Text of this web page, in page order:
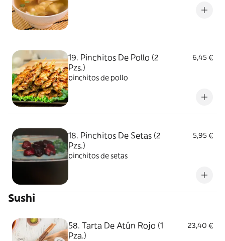
19. Pinchitos De Pollo (2
Pzs.)
6,45 €
pinchitos de pollo
18. Pinchitos De Setas (2
Pzs.)
5,95 €
pinchitos de setas
Sushi
58. Tarta De Atún Rojo (1
Pza.)
23,40 €